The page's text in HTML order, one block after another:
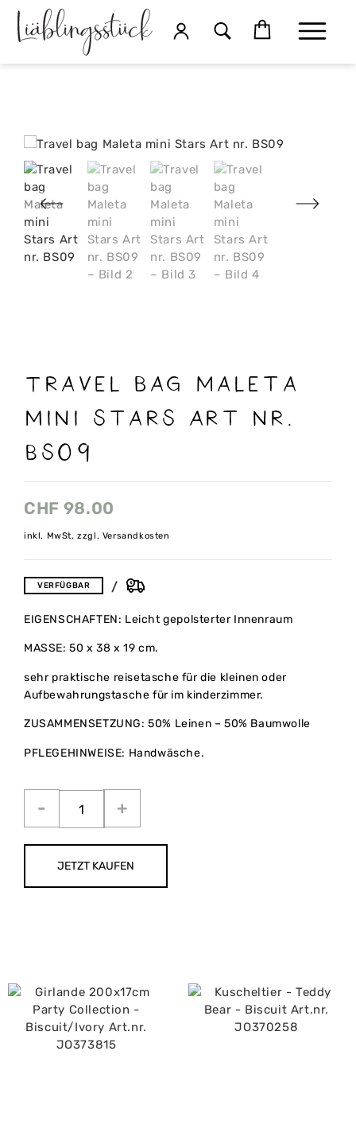
Travel bag Maleta
mini Stars Art nr.
BS09
CHF 98.00
inkl. MwSt, zzgl. Versandkosten
VERFÜGBAR
EIGENSCHAFTEN: Leicht gepolsterter Innenraum
MASSE: 50 x 38 x 19 cm.
sehr praktische reisetasche für die kleinen oder
Aufbewahrungstasche für im kinderzimmer.
ZUSAMMENSETZUNG: 50% Leinen – 50% Baumwolle
PFLEGEHINWEISE: Handwäsche.
JETZT KAUFEN